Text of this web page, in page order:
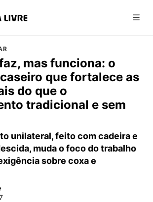
mas funciona: o
que fortalece as
do que o
tradicional e sem
unilateral, feito com cadeira e
muda o foco do trabalho
sobre coxa e